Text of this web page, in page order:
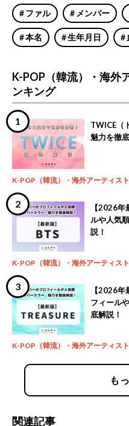
ファル メンバー
本名 生年月日
K-POP（韓流）・海外
ンキング
TWICE（
魅力を徹
K-POP（韓流）・海外アーティスト
【2026
ルや人気
説！
K-POP（韓流）・海外アーティスト
【2026
フィール
底解説！
K-POP（韓流）・海外アーティスト
も
関連記事